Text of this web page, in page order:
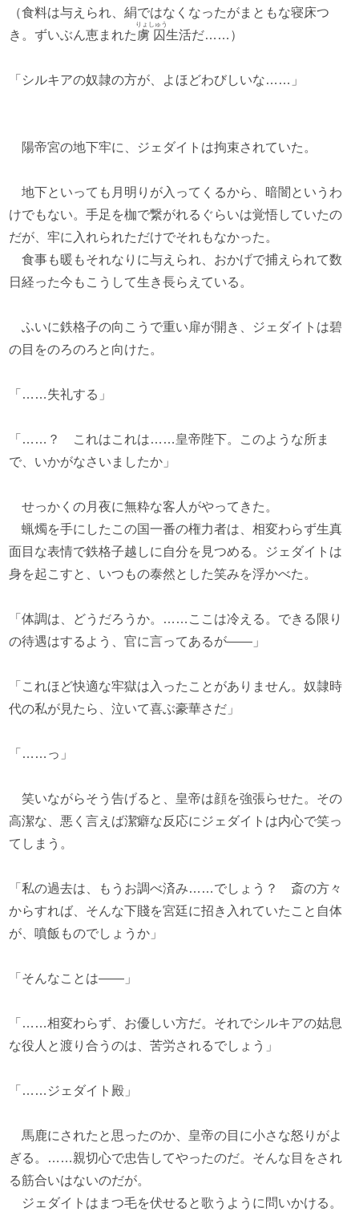
（食料は与えられ、絹ではなくなったがまともな寝床つ
き。ずいぶん恵まれた 虜囚
りょしゅう
生活だ……）
「シルキアの奴隷の方が、よほどわびしいな……」
陽帝宮の地下牢に、ジェダイトは拘束されていた。
地下といっても月明りが入ってくるから、暗闇というわ
けでもない。手足を枷で繋がれるぐらいは覚悟していたの
だが、牢に入れられただけでそれもなかった。
食事も暖もそれなりに与えられ、おかげで捕えられて数
日経った今もこうして生き長らえている。
ふいに鉄格子の向こうで重い扉が開き、ジェダイトは碧
の目をのろのろと向けた。
「……失礼する」
「……？ これはこれは……皇帝陛下。このような所ま
で、いかがなさいましたか」
せっかくの月夜に無粋な客人がやってきた。
蝋燭を手にしたこの国一番の権力者は、相変わらず生真
面目な表情で鉄格子越しに自分を見つめる。ジェダイトは
身を起こすと、いつもの泰然とした笑みを浮かべた。
「体調は、どうだろうか。……ここは冷える。できる限り
の待遇はするよう、官に言ってあるが――」
「これほど快適な牢獄は入ったことがありません。奴隷時
代の私が見たら、泣いて喜ぶ豪華さだ」
「……っ」
笑いながらそう告げると、皇帝は顔を強張らせた。その
高潔な、悪く言えば潔癖な反応にジェダイトは内心で笑っ
てしまう。
「私の過去は、もうお調べ済み……でしょう？ 斎の方々
からすれば、そんな下賤を宮廷に招き入れていたこと自体
が、噴飯ものでしょうか」
「そんなことは――」
「……相変わらず、お優しい方だ。それでシルキアの姑息
な役人と渡り合うのは、苦労されるでしょう」
「……ジェダイト殿」
馬鹿にされたと思ったのか、皇帝の目に小さな怒りがよ
ぎる。……親切心で忠告してやったのだ。そんな目をされ
る筋合いはないのだが。
ジェダイトはまつ毛を伏せると歌うように問いかける。